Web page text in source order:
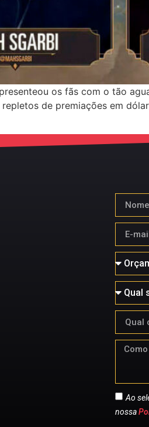
os fãs com o tão
de premiações em
Ao
nossa